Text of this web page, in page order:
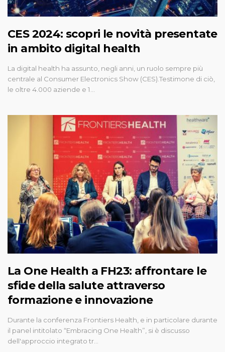
CES 2024: scopri le novità presentate
in ambito digital health
La digital health ha assunto, negli anni, un ruolo sempre più
centrale al Consumer Electronics Show (CES).Testimone di ciò,
le oltre 4.000 aziende e 1…
La One Health a FH23: affrontare le
sfide della salute attraverso
formazione e innovazione
Durante la conferenza Frontiers Health, e in particolare durante
il panel intitolato “Embracing One Health”, si è discusso
dell'approccio integrato tr…